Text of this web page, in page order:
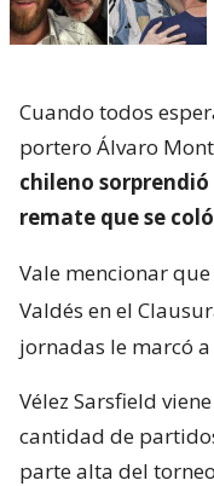
Cuando todos
portero Álvaro
chileno
remate que se
Vale mencionar que
Valdés en el
jornadas le marcó
Vélez Sarsfield
cantidad de
parte alta del